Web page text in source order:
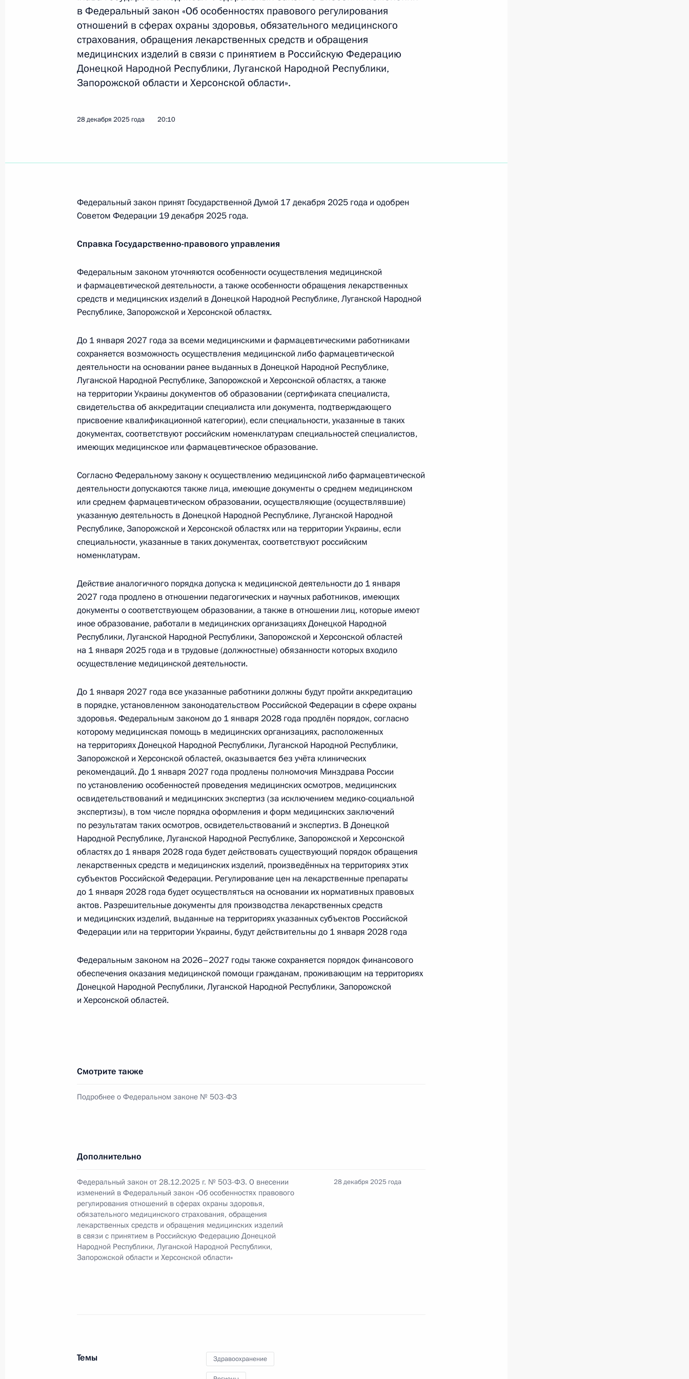
Законом установлен запрет на исполнение в России решений некоторых
иностранных судов
29 декабря 2025 года, 08:05
Законом уточняется описание Государственного герба России
Медицинские организации могут приобретать статус национальных медицинских
исследовательских центров
В законодательство внесён ряд изменений, регулирующих деятельность обществ
с ограниченной ответственностью
28 декабря 2025 года, 21:05
В законодательство внесены изменения, регулирующие работу Росреестра
и «Роскадастра»
28 декабря 2025 года, 21:00
Продлено действие законодательства о спорте для ДНР, ЛНР, Запорожской
и Херсонской областей
Подписан закон о поддержке волонтёров, сохраняющих память о жертвах нацистов
28 декабря 2025 года, 20:50
Внесены изменения в Трудовой кодекс
28 декабря 2025 года, 20:45
Подписан закон, оптимизирующий получение лицензий на розничную продажу
алкогольной продукции
Установлена административная ответственность за ряд правонарушений в области
связи и информации
28 декабря 2025 года, 20:35
Внесены изменения в Градостроительный кодекс
Установлена административная ответственность за несоблюдение раздельного
учёта финансово-хозяйственной деятельности по госконтракту, средства
по которому подлежат казначейскому сопровождению
28 декабря 2025 года, 20:25
Изменён порядок предоставления госслужащими сведений о доходах
28 декабря 2025 года, 20:20
Уточнены особенности медицинской деятельности и обращения лекарств в ДНР,
Унифицирован подход к распределению некоторых субсидий
28 декабря 2025 года, 20:05
Подписан закон о производственном контроле в сфере рыбоводства
28 декабря 2025 года, 20:00
в Федеральный закон «Об особенностях правового регулирования
отношений в сферах охраны здоровья, обязательного медицинского
страхования, обращения лекарственных средств и обращения
медицинских изделий в связи с принятием в Российскую Федерацию
Донецкой Народной Республики, Луганской Народной Республики,
Запорожской области и Херсонской области».
28 декабря 2025 года 20:10
Федеральный закон принят Государственной Думой 17 декабря 2025 года и одобрен
Советом Федерации 19 декабря 2025 года.
Справка Государственно-правового управления
Федеральным законом уточняются особенности осуществления медицинской
и фармацевтической деятельности, а также особенности обращения лекарственных
средств и медицинских изделий в Донецкой Народной Республике, Луганской Народной
Республике, Запорожской и Херсонской областях.
До 1 января 2027 года за всеми медицинскими и фармацевтическими работниками
сохраняется возможность осуществления медицинской либо фармацевтической
деятельности на основании ранее выданных в Донецкой Народной Республике,
Луганской Народной Республике, Запорожской и Херсонской областях, а также
на территории Украины документов об образовании (сертификата специалиста,
свидетельства об аккредитации специалиста или документа, подтверждающего
присвоение квалификационной категории), если специальности, указанные в таких
документах, соответствуют российским номенклатурам специальностей специалистов,
имеющих медицинское или фармацевтическое образование.
Согласно Федеральному закону к осуществлению медицинской либо фармацевтической
деятельности допускаются также лица, имеющие документы о среднем медицинском
или среднем фармацевтическом образовании, осуществляющие (осуществлявшие)
указанную деятельность в Донецкой Народной Республике, Луганской Народной
Республике, Запорожской и Херсонской областях или на территории Украины, если
специальности, указанные в таких документах, соответствуют российским
номенклатурам.
Действие аналогичного порядка допуска к медицинской деятельности до 1 января
2027 года продлено в отношении педагогических и научных работников, имеющих
документы о соответствующем образовании, а также в отношении лиц, которые имеют
иное образование, работали в медицинских организациях Донецкой Народной
Республики, Луганской Народной Республики, Запорожской и Херсонской областей
на 1 января 2025 года и в трудовые (должностные) обязанности которых входило
осуществление медицинской деятельности.
До 1 января 2027 года все указанные работники должны будут пройти аккредитацию
в порядке, установленном законодательством Российской Федерации в сфере охраны
здоровья. Федеральным законом до 1 января 2028 года продлён порядок, согласно
которому медицинская помощь в медицинских организациях, расположенных
на территориях Донецкой Народной Республики, Луганской Народной Республики,
Запорожской и Херсонской областей, оказывается без учёта клинических
рекомендаций. До 1 января 2027 года продлены полномочия Минздрава России
по установлению особенностей проведения медицинских осмотров, медицинских
освидетельствований и медицинских экспертиз (за исключением медико-социальной
экспертизы), в том числе порядка оформления и форм медицинских заключений
по результатам таких осмотров, освидетельствований и экспертиз. B Донецкой
Народной Республике, Луганской Народной Республике, Запорожской и Херсонской
областях до 1 января 2028 года будет действовать существующий порядок обращения
лекарственных средств и медицинских изделий, произведённых на территориях этих
субъектов Российской Федерации. Регулирование цен на лекарственные препараты
до 1 января 2028 года будет осуществляться на основании их нормативных правовых
актов. Разрешительные документы для производства лекарственных средств
и медицинских изделий, выданные на территориях указанных субъектов Российской
Федерации или на территории Украины, будут действительны до 1 января 2028 года
Федеральным законом на 2026–2027 годы также сохраняется порядок финансового
обеспечения оказания медицинской помощи гражданам, проживающим на территориях
Донецкой Народной Республики, Луганской Народной Республики, Запорожской
и Херсонской областей.
Смотрите также
Подробнее о Федеральном законе № 503-ФЗ
Дополнительно
Федеральный закон от 28.12.2025 г. № 503-ФЗ. О внесении
изменений в Федеральный закон «Об особенностях правового
регулирования отношений в сферах охраны здоровья,
обязательного медицинского страхования, обращения
лекарственных средств и обращения медицинских изделий
в связи с принятием в Российскую Федерацию Донецкой
Народной Республики, Луганской Народной Республики,
Запорожской области и Херсонской области»
28 декабря 2025 года
Темы Здравоохранение